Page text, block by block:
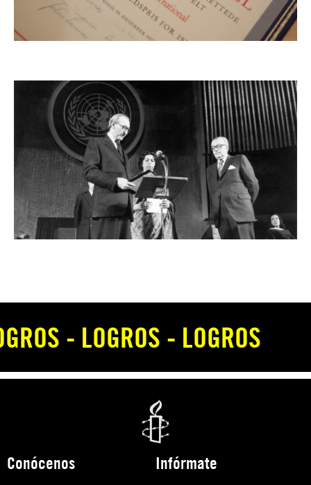
- LOGROS - LOGROS
Conócenos Infórmate